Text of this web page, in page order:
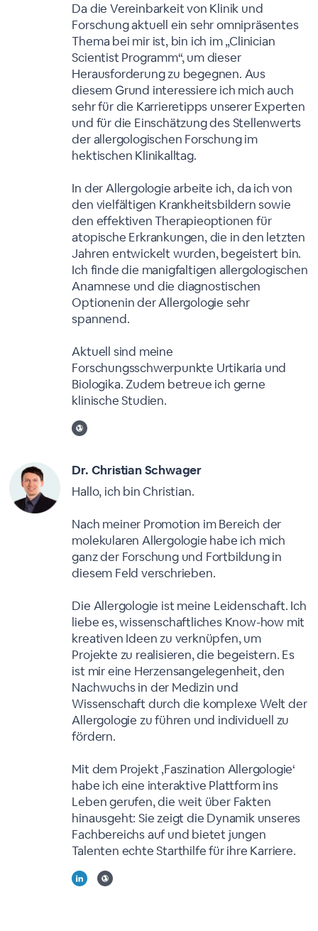
Da die Vereinbarkeit von Klinik und
Forschung aktuell ein sehr omnipräsentes
Thema bei mir ist, bin ich im „Clinician
Scientist Programm“, um dieser
Herausforderung zu begegnen. Aus
diesem Grund interessiere ich mich auch
sehr für die Karrieretipps unserer Experten
und für die Einschätzung des Stellenwerts
der allergologischen Forschung im
hektischen Klinikalltag.
In der Allergologie arbeite ich, da ich von
den vielfältigen Krankheitsbildern sowie
den effektiven Therapieoptionen für
atopische Erkrankungen, die in den letzten
Jahren entwickelt wurden, begeistert bin.
Ich finde die manigfaltigen allergologischen
Anamnese und die diagnostischen
Optionenin der Allergologie sehr
spannend.
Aktuell sind meine
Forschungsschwerpunkte Urtikaria und
Biologika. Zudem betreue ich gerne
klinische Studien.
Dr. Christian Schwager
Hallo, ich bin Christian.
Nach meiner Promotion im Bereich der
molekularen Allergologie habe ich mich
ganz der Forschung und Fortbildung in
diesem Feld verschrieben.
Die Allergologie ist meine Leidenschaft. Ich
liebe es, wissenschaftliches Know-how mit
kreativen Ideen zu verknüpfen, um
Projekte zu realisieren, die begeistern. Es
ist mir eine Herzensangelegenheit, den
Nachwuchs in der Medizin und
Wissenschaft durch die komplexe Welt der
Allergologie zu führen und individuell zu
fördern.
Mit dem Projekt ‚Faszination Allergologie‘
habe ich eine interaktive Plattform ins
Leben gerufen, die weit über Fakten
hinausgeht: Sie zeigt die Dynamik unseres
Fachbereichs auf und bietet jungen
Talenten echte Starthilfe für ihre Karriere.